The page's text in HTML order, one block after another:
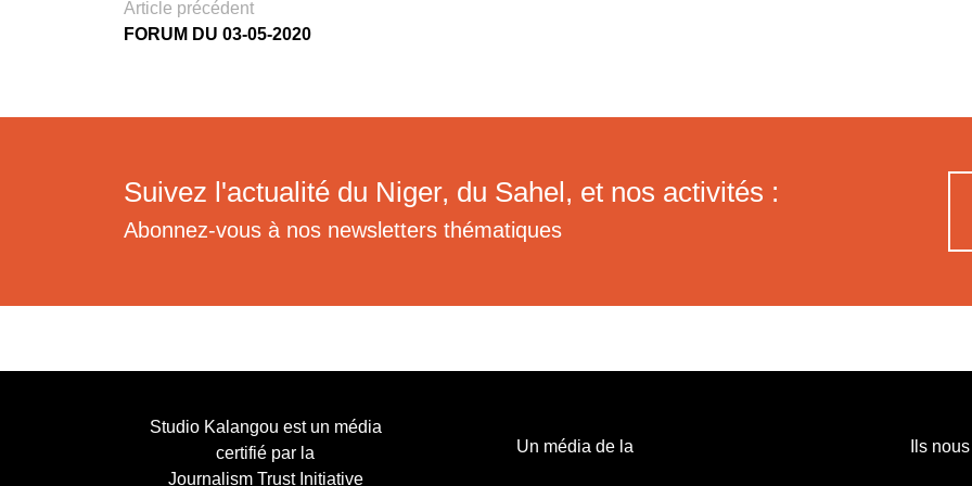
Article précédent
FORUM DU 03-05-2020
Suivez l'actualité du Niger, du Sahel, et nos activités :
Abonnez-vous à nos newsletters thématiques
Studio Kalangou est un média
certifié par la
Journalism Trust Initiative
Un média de la Ils